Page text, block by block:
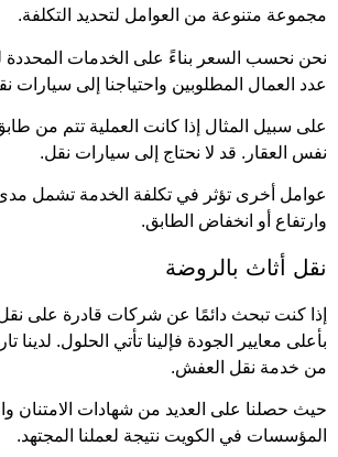
مجموعة متنوعة من العوامل لتحديد التكلفة.
نحن نحسب السعر بناءً على الخدمات المحددة
عدد العمال المطلوبين واحتياجنا إلى سيارات
على سبيل المثال إذا كانت العملية تتم من
نفس العقار. قد لا نحتاج إلى سيارات نقل.
عوامل أخرى تؤثر في تكلفة الخدمة تشمل مدى
وارتفاع أو انخفاض الطابق.
نقل أثاث بالروضة
إذا كنت تبحث دائمًا عن شركات قادرة على
بأعلى معايير الجودة فإلينا تأتي الحلول.
من خدمة نقل العفش.
حيث حصلنا على العديد من شهادات الامتنان
المؤسسات في الكويت نتيجة لعملنا المجتهد.